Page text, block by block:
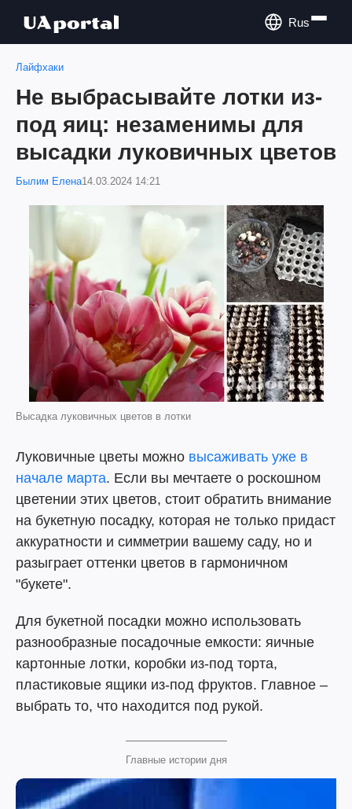
Rus
Лайфхаки
Не выбрасывайте лотки из-
под яиц: незаменимы для
высадки луковичных цветов
Былим Елена14.03.2024 14:21
Высадка луковичных цветов в лотки
Луковичные цветы можно высаживать уже в
начале марта. Если вы мечтаете о роскошном
цветении этих цветов, стоит обратить внимание
на букетную посадку, которая не только придаст
аккуратности и симметрии вашему саду, но и
разыграет оттенки цветов в гармоничном
"букете".
Для букетной посадки можно использовать
разнообразные посадочные емкости: яичные
картонные лотки, коробки из-под торта,
пластиковые ящики из-под фруктов. Главное –
выбрать то, что находится под рукой.
Главные истории дня